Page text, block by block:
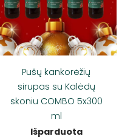
Pušų kankorėžių
sirupas su Kalėdų
skoniu COMBO 5x300
ml
Išparduota